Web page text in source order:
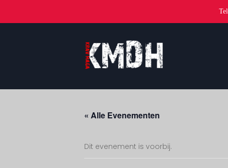
« Alle Evenementen
Dit evenement is voorbij.